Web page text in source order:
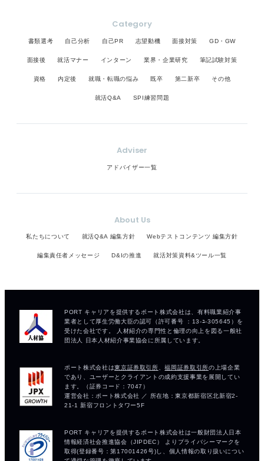
Category
書類選考 自己分析 自己PR 志望動機 面接対策 GD・GW
面接後 就活マナー インターン 業界・企業研究 筆記試験対策
資格 内定後 就職・転職の悩み 既卒 第二新卒 その他
就活Q&A SPI練習問題
Adviser
アドバイザー一覧
About Us
私たちについて 就活Q&A 編集方針 Webテストコンテンツ 編集方針
編集責任者メッセージ D&Iの推進 就活対策資料&ツール一覧